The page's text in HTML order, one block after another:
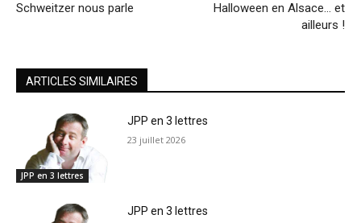
Schweitzer nous parle
Halloween en Alsace… et
ailleurs !
ARTICLES SIMILAIRES
JPP en 3 lettres
JPP en 3 lettres
23 juillet 2026
JPP en 3 lettres